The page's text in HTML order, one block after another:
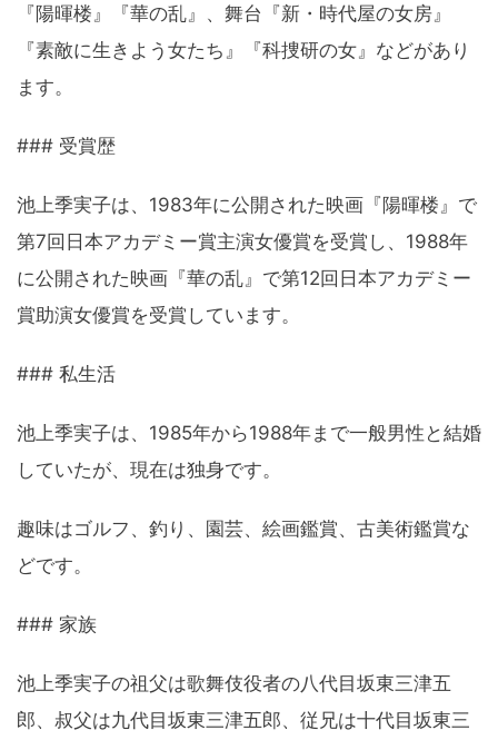
『陽暉楼』『華の乱』、舞台『新・時代屋の女房』
『素敵に生きよう女たち』『科捜研の女』などがあり
ます。
### 受賞歴
池上季実子は、1983年に公開された映画『陽暉楼』で
第7回日本アカデミー賞主演女優賞を受賞し、1988年
に公開された映画『華の乱』で第12回日本アカデミー
賞助演女優賞を受賞しています。
### 私生活
池上季実子は、1985年から1988年まで一般男性と結婚
していたが、現在は独身です。
趣味はゴルフ、釣り、園芸、絵画鑑賞、古美術鑑賞な
どです。
### 家族
池上季実子の祖父は歌舞伎役者の八代目坂東三津五
郎、叔父は九代目坂東三津五郎、従兄は十代目坂東三